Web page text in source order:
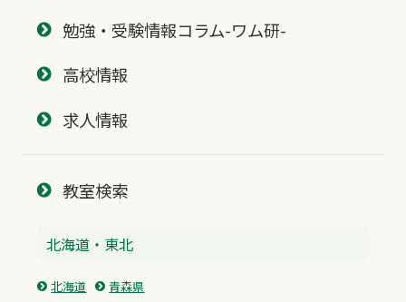
勉強・受験情報コラム-ワム研-
高校情報
求人情報
教室検索
北海道・東北
北海道 青森県